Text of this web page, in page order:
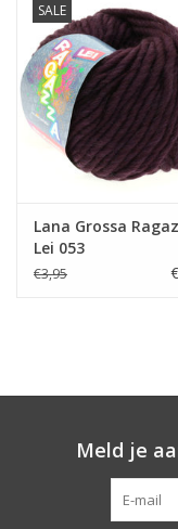
Cadeaubonnen
Guy's blog
Loyalty
SALE
Lana Grossa
Lei 053
€3,95
Meld je